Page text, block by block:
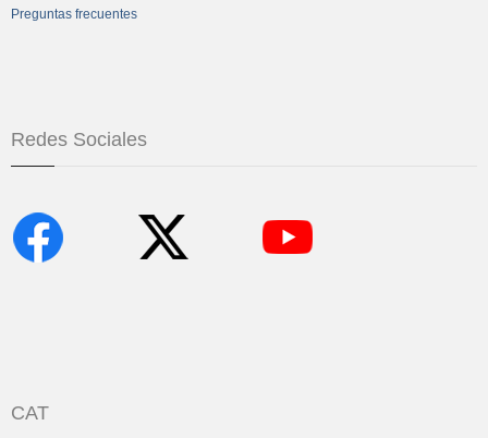
Preguntas frecuentes
Redes Sociales
CAT